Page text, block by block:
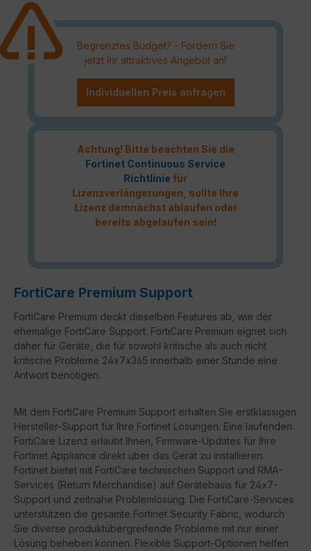
Begrenztes Budget? - Fordern Sie
jetzt Ihr attraktives Angebot an!
Individuellen Preis anfragen
Achtung! Bitte beachten Sie die
Fortinet Continuous Service
Richtlinie für
Lizenzverlängerungen, sollte Ihre
Lizenz demnächst ablaufen oder
bereits abgelaufen sein!
FortiCare Premium Support
FortiCare Premium deckt dieselben Features ab, wie der
ehemalige FortiCare Support. FortiCare Premium eignet sich
daher für Geräte, die für sowohl kritische als auch nicht
kritische Probleme 24x7x365 innerhalb einer Stunde eine
Antwort benötigen.
Mit dem FortiCare Premium Support erhalten Sie erstklassigen
Hersteller-Support für Ihre Fortinet Lösungen. Eine laufenden
FortiCare Lizenz erlaubt Ihnen, Firmware-Updates für Ihre
Fortinet Appliance direkt über das Gerät zu installieren.
Fortinet bietet mit FortiCare technischen Support und RMA-
Services (Return Merchandise) auf Gerätebasis für 24x7-
Support und zeitnahe Problemlösung. Die FortiCare-Services
unterstützen die gesamte Fortinet Security Fabric, wodurch
Sie diverse produktübergreifende Probleme mit nur einer
Lösung beheben können. Flexible Support-Optionen helfen